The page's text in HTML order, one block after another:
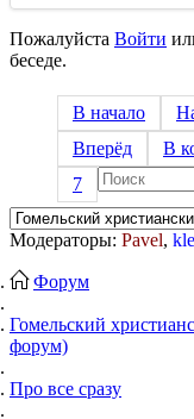
Пожалуйста Войти
беседе.
В начало
Вперёд
В
7
Модераторы: Pavel,
Форум
Гомельский
форум)
Про все сразу